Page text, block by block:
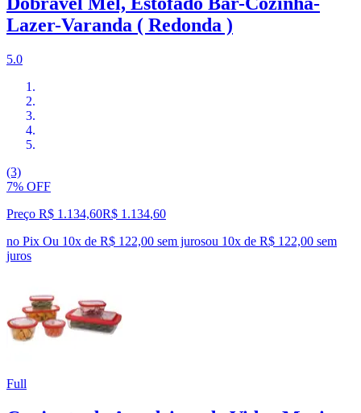
Lazer-Varanda ( Redonda )
5.0
(3)
7% OFF
Preço R$ 1.134,60R$ 1.134,60
no Pix Ou 10x de R$ 122,00 sem jurosou 10x de R$ 122,00 sem
juros
Full